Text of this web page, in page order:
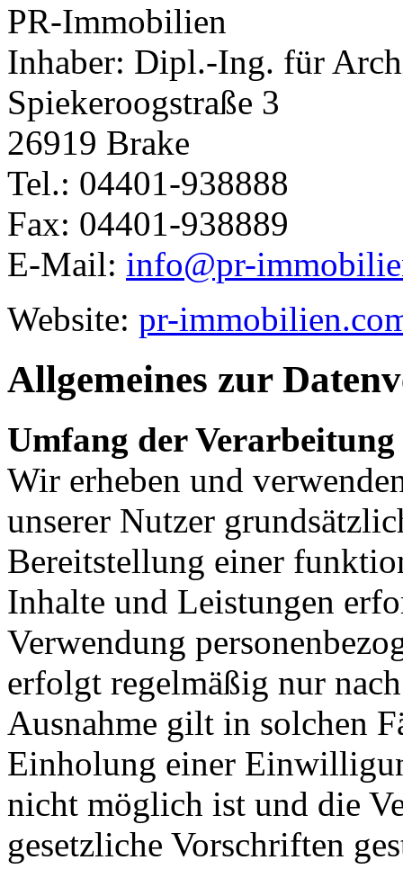
PR-Immobilien
Inhaber: Dipl.-Ing. für
Spiekeroogstraße 3
26919 Brake
Tel.: 04401-938888
Fax: 04401-938889
E-Mail: info@pr-
Website: pr-
Allgemeines zur
Umfang der Verarbeitung
Wir erheben und
unserer Nutzer
Bereitstellung einer
Inhalte und Leistungen
Verwendung
erfolgt regelmäßig nur
Ausnahme gilt in solchen
Einholung einer
nicht möglich ist und die
gesetzliche Vorschriften